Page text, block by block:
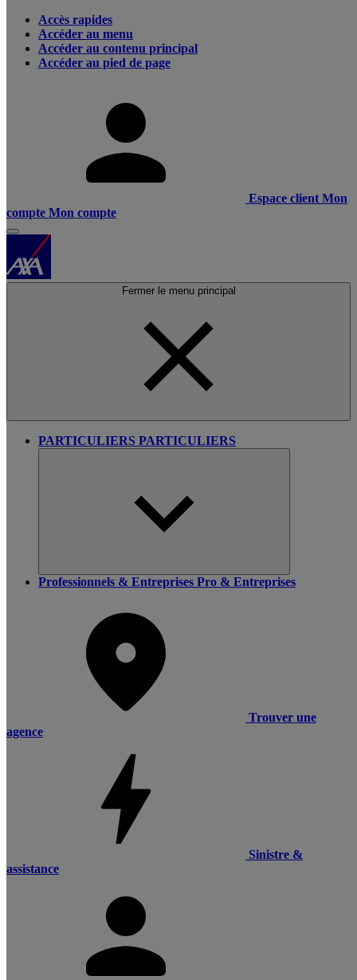
Accès rapides
Accéder au menu
Accéder au contenu principal
Accéder au pied de page
Espace client Mon
compte Mon compte
Fermer le menu principal
PARTICULIERS PARTICULIERS
Professionnels & Entreprises Pro & Entreprises
Trouver une
agence
Sinistre &
assistance